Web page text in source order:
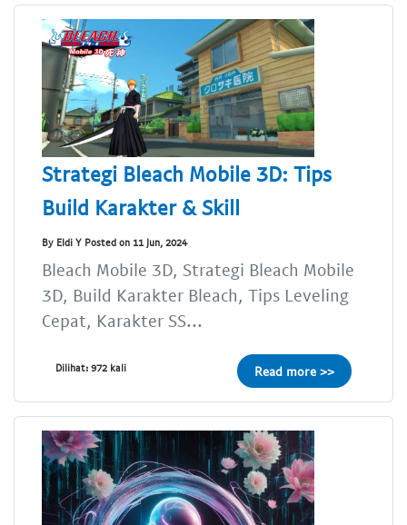
Strategi Bleach Mobile 3D: Tips
Build Karakter & Skill
By Eldi Y Posted on 11 Jun, 2024
Bleach Mobile 3D, Strategi Bleach Mobile
3D, Build Karakter Bleach, Tips Leveling
Cepat, Karakter SS...
Dilihat: 972 kali Read more >>